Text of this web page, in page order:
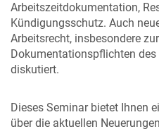
Arbeitszeitdokumentation,
Kündigungsschutz. Auch
Arbeitsrecht, insbesondere
Dokumentationspflichten des
diskutiert.
Dieses Seminar bietet Ihnen
über die aktuellen